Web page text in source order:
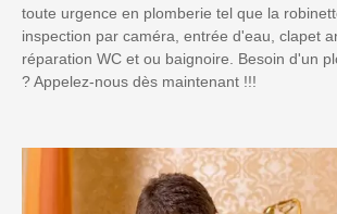
toute urgence en plomberie tel que la
inspection par caméra, entrée d'eau, clapet
réparation WC et ou baignoire. Besoin d'un
? Appelez-nous dès maintenant !!!